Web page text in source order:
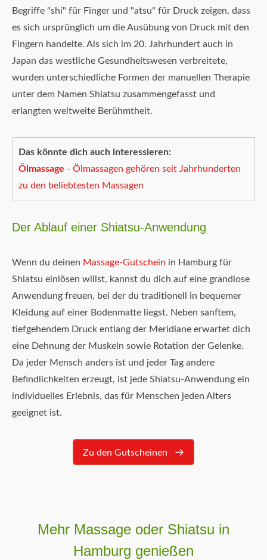
Begriffe "shi" für Finger und "atsu" für Druck zeigen, dass
es sich ursprünglich um die Ausübung von Druck mit den
Fingern handelte. Als sich im 20. Jahrhundert auch in
Japan das westliche Gesundheitswesen verbreitete,
wurden unterschiedliche Formen der manuellen Therapie
unter dem Namen Shiatsu zusammengefasst und
erlangten weltweite Berühmtheit.
Das könnte dich auch interessieren:
Ölmassage - Ölmassagen gehören seit Jahrhunderten
zu den beliebtesten Massagen
Der Ablauf einer Shiatsu-Anwendung
Wenn du deinen Massage-Gutschein in Hamburg für
Shiatsu einlösen willst, kannst du dich auf eine grandiose
Anwendung freuen, bei der du traditionell in bequemer
Kleidung auf einer Bodenmatte liegst. Neben sanftem,
tiefgehendem Druck entlang der Meridiane erwartet dich
eine Dehnung der Muskeln sowie Rotation der Gelenke.
Da jeder Mensch anders ist und jeder Tag andere
Befindlichkeiten erzeugt, ist jede Shiatsu-Anwendung ein
individuelles Erlebnis, das für Menschen jeden Alters
geeignet ist.
Zu den Gutscheinen
Mehr Massage oder Shiatsu in
Hamburg genießen